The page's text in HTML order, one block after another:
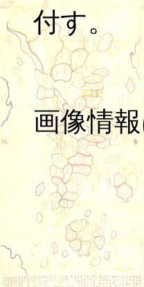
付す。
画像情